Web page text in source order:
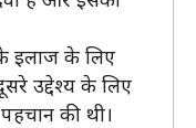
इलाज के लिए
उद्देश्य के लिए
की थी।